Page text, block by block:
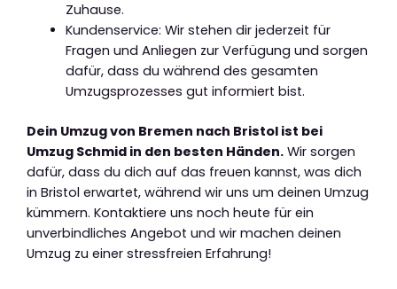
Zuhause.
Kundenservice: Wir stehen dir jederzeit für
Fragen und Anliegen zur Verfügung und sorgen
dafür, dass du während des gesamten
Umzugsprozesses gut informiert bist.
Dein Umzug von Bremen nach Bristol ist bei
Umzug Schmid in den besten Händen. Wir sorgen
dafür, dass du dich auf das freuen kannst, was dich
in Bristol erwartet, während wir uns um deinen Umzug
kümmern. Kontaktiere uns noch heute für ein
unverbindliches Angebot und wir machen deinen
Umzug zu einer stressfreien Erfahrung!